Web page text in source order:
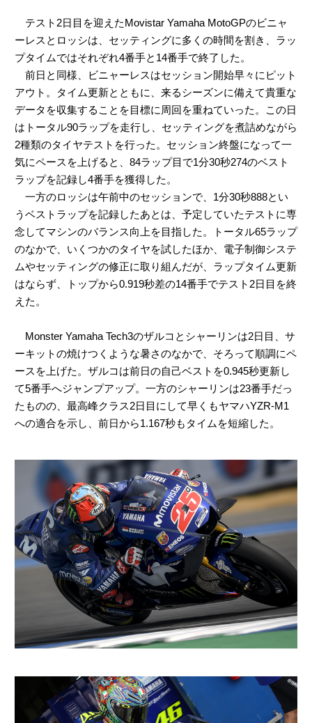
テスト2日目を迎えたMovistar Yamaha MotoGPのビニャ
ーレスとロッシは、セッティングに多くの時間を割き、ラッ
プタイムではそれぞれ4番手と14番手で終了した。
前日と同様、ビニャーレスはセッション開始早々にピット
アウト。タイム更新とともに、来るシーズンに備えて貴重な
データを収集することを目標に周回を重ねていった。この日
はトータル90ラップを走行し、セッティングを煮詰めながら
2種類のタイヤテストを行った。セッション終盤になって一
気にペースを上げると、84ラップ目で1分30秒274のベスト
ラップを記録し4番手を獲得した。
一方のロッシは午前中のセッションで、1分30秒888とい
うベストラップを記録したあとは、予定していたテストに専
念してマシンのバランス向上を目指した。トータル65ラップ
のなかで、いくつかのタイヤを試したほか、電子制御システ
ムやセッティングの修正に取り組んだが、ラップタイム更新
はならず、トップから0.919秒差の14番手でテスト2日目を終
えた。
Monster Yamaha Tech3のザルコとシャーリンは2日目、サ
ーキットの焼けつくような暑さのなかで、そろって順調にペ
ースを上げた。ザルコは前日の自己ベストを0.945秒更新し
て5番手へジャンプアップ。一方のシャーリンは23番手だっ
たものの、最高峰クラス2日目にして早くもヤマハYZR-M1
への適合を示し、前日から1.167秒もタイムを短縮した。